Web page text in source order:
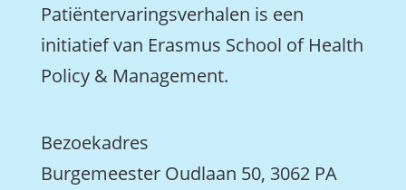
Patiëntervaringsverhalen is een
initiatief van Erasmus School of Health
Policy & Management.
Bezoekadres
Burgemeester Oudlaan 50, 3062 PA